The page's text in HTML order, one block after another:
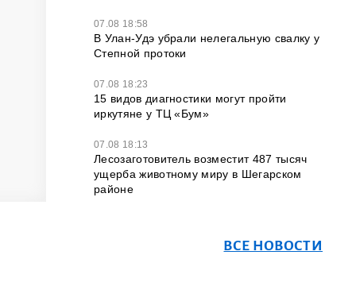
07.08 18:58
В Улан-Удэ убрали нелегальную свалку у
Степной протоки
07.08 18:23
15 видов диагностики могут пройти
иркутяне у ТЦ «Бум»
07.08 18:13
Лесозаготовитель возместит 487 тысяч
ущерба животному миру в Шегарском
районе
ВСЕ НОВОСТИ